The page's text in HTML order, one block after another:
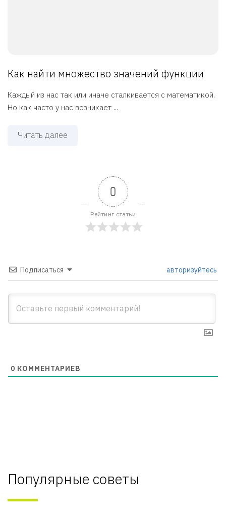
Как найти множество значений функции
Каждый из нас так или иначе сталкивается с математикой.
Но как часто у нас возникает ...
Читать далее
0
Рейтинг статьи
Подписаться авторизуйтесь
0 КОММЕНТАРИЕВ
Популярные советы